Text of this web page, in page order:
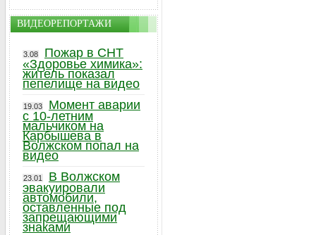
ВИДЕОРЕПОРТАЖИ
3.08
Пожар в СНТ
«Здоровье химика»:
житель показал
пепелище на видео
19.03
Момент аварии
с 10-летним
мальчиком на
Карбышева в
Волжском попал на
видео
23.01
В Волжском
эвакуировали
автомобили,
оставленные под
запрещающими
знаками